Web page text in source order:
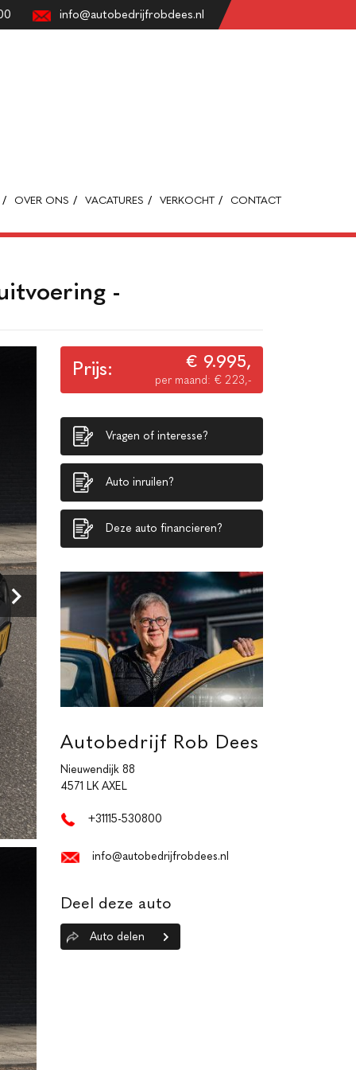
info@autobedrijfrobdees.nl
OVER ONS VACATURES VERKOCHT CONTACT
-
Prijs: € 9.995,
per maand: € 223,-
Vragen of interesse?
Auto inruilen?
Deze auto financieren?
Autobedrijf Rob Dees
Nieuwendijk 88
4571 LK AXEL
+31115-530800
info@autobedrijfrobdees.nl
Deel deze auto
Auto delen